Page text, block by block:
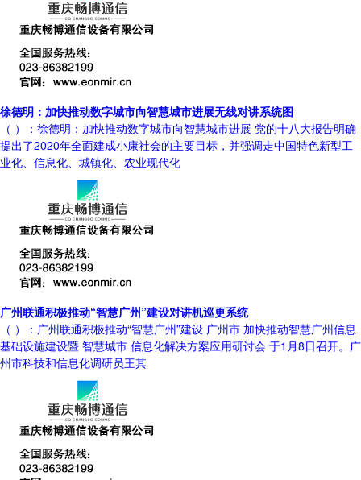
徐德明：加快推动数字城市向智慧城市进展无线对讲系统图
（ ）：徐德明：加快推动数字城市向智慧城市进展 党的十八大报告明确
提出了2020年全面建成小康社会的主要目标，并强调走中国特色新型工
业化、信息化、城镇化、农业现代化
广州联通积极推动“智慧广州”建设对讲机巡更系统
（ ）：广州联通积极推动“智慧广州”建设 广州市 加快推动智慧广州信息
基础设施建设暨 智慧城市 信息化解决方案应用研讨会 于1月8日召开。广
州市科技和信息化调研员王其